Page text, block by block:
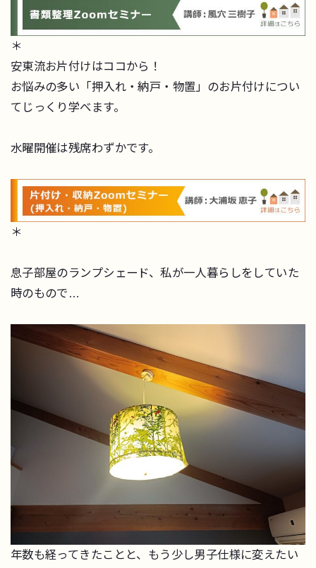
＊
安東流お片付けはココから！
お悩みの多い「押入れ・納戸・物置」のお片付けについ
てじっくり学べます。
水曜開催は残席わずかです。
＊
息子部屋のランプシェード、私が一人暮らしをしていた
時のもので…
年数も経ってきたことと、もう少し男子仕様に変えたい